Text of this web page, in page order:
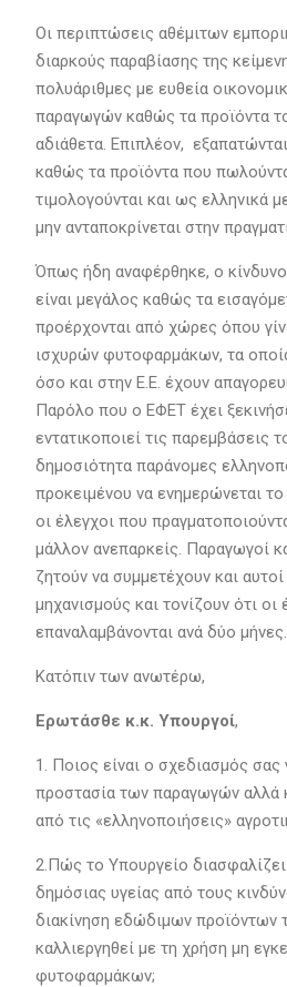
Οι περιπτώσεις αθέμιτων
διαρκούς παραβίασης της
πολυάριθμες με ευθεία
παραγωγών καθώς τα προϊόντα
αδιάθετα. Επιπλέον,
καθώς τα προϊόντα που
τιμολογούνται και ως ελληνικά
μην ανταποκρίνεται στην
Όπως ήδη αναφέρθηκε, ο
είναι μεγάλος καθώς τα
προέρχονται από χώρες όπου
ισχυρών φυτοφαρμάκων, τα
όσο και στην Ε.Ε. έχουν
Παρόλο που ο ΕΦΕΤ έχει
εντατικοποιεί τις παρεμβάσεις
δημοσιότητα παράνομες
προκειμένου να ενημερώνεται
οι έλεγχοι που
μάλλον ανεπαρκείς. Παραγωγοί
ζητούν να συμμετέχουν και
μηχανισμούς και τονίζουν ότι οι
επαναλαμβάνονται ανά δύο μήνες.
Κατόπιν των ανωτέρω,
Ερωτάσθε κ.κ. Υπουργοί,
1. Ποιος είναι ο σχεδιασμός σας
προστασία των παραγωγών αλλά
από τις «ελληνοποιήσεις»
2.Πώς το Υπουργείο
δημόσιας υγείας από τους
διακίνηση εδώδιμων προϊόντων
καλλιεργηθεί με τη χρήση μη
φυτοφαρμάκων;